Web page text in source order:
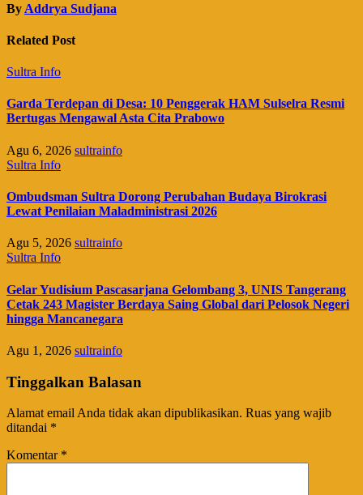
By Addrya Sudjana
Related Post
Sultra Info
Garda Terdepan di Desa: 10 Penggerak HAM Sulselra Resmi
Bertugas Mengawal Asta Cita Prabowo
Agu 6, 2026 sultrainfo
Sultra Info
Ombudsman Sultra Dorong Perubahan Budaya Birokrasi
Lewat Penilaian Maladministrasi 2026
Agu 5, 2026 sultrainfo
Sultra Info
Gelar Yudisium Pascasarjana Gelombang 3, UNIS Tangerang
Cetak 243 Magister Berdaya Saing Global dari Pelosok Negeri
hingga Mancanegara
Agu 1, 2026 sultrainfo
Tinggalkan Balasan
Alamat email Anda tidak akan dipublikasikan. Ruas yang wajib
ditandai *
Komentar *